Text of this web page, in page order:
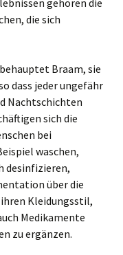
gehören die
die sich
Braam, sie
dass jeder ungefähr
Nachtschichten
sich die
bei
waschen,
desinfizieren,
über die
Kleidungsstil,
Medikamente
zu ergänzen.